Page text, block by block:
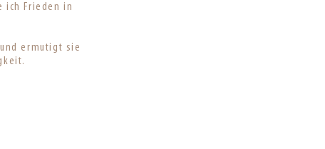
ich Frieden in
ermutigt sie